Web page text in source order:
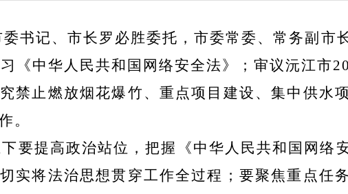
书记、市长罗必胜委托，市委常委、常务副市
《中华人民共和国网络安全法》；审议沅江市
禁止燃放烟花爆竹、重点项目建设、集中供水
。
要提高政治站位，把握《中华人民共和国网络
实将法治思想贯穿工作全过程；要聚焦重点任